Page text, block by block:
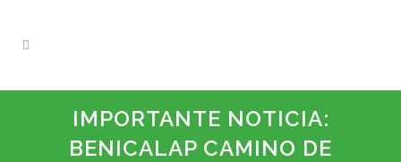
IMPORTANTE NOTICIA:
BENICALAP CAMINO DE